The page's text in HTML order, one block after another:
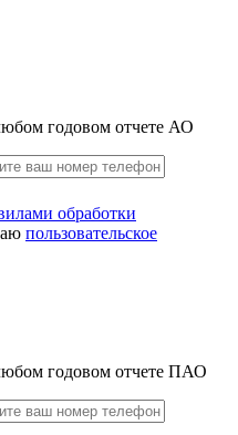
годовом отчете АО
обработки
пользовательское
годовом отчете ПАО